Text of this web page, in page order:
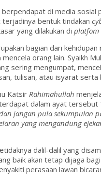
di media sosial
bentuk tindakan
yang dilakukan di platfom
bagian dari
orang lain. Syaikh
sering mengumpat,
tulisan, atau isyarat
Katsir Rahimahullah
dalam ayat tersebut
jangan pula sekumpulan
yang mengandung
dalil-dalil yang
baik akan tetap dijaga
perasaan lawan